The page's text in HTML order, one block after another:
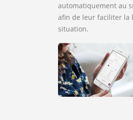
automatiquement au
afin de leur faciliter la
situation.